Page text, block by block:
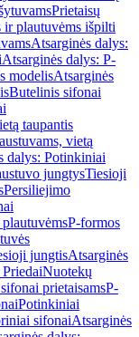
Prietaisų
ir plautuvėms išpilti
Atsarginės dalys:
Atsarginės dalys: P-
modelisAtsarginės
Butelinis sifonai
taupantis
vietą
dalys: Potinkiniai
jungtysTiesioji
Persiliejimo
P-formos
jungtisAtsarginės
Nuotekų
prietaisamsP-
Potinkiniai
sifonaiAtsarginės